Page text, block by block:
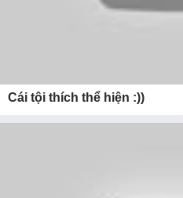
Cái tội thích thể hiện :))